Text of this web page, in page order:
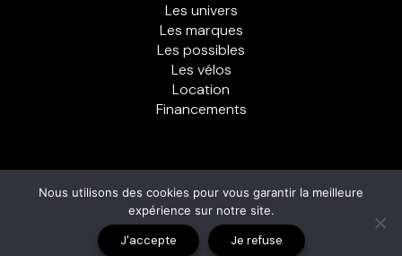
Je réserve ce produit
Les univers
Les marques
Les possibles
Les vélos
Location
Financements
compte client
Cont
act
Plan du
site
Mentions
légales
Politique de
cookies (UE)
Nous utilisons des cookies pour vous garantir la meilleure
expérience sur notre site.
J'accepte Je refuse